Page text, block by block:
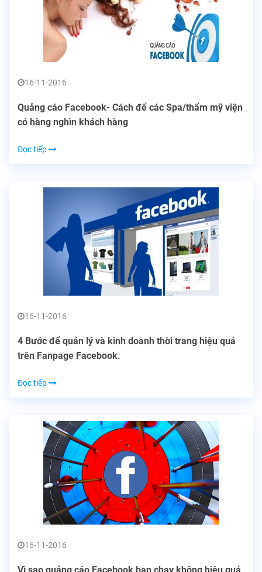
16-11-2016
Quảng cáo Facebook- Cách để các Spa/thẩm mỹ viện
có hàng nghìn khách hàng
Đọc tiếp
16-11-2016
4 Bước để quản lý và kinh doanh thời trang hiệu quả
trên Fanpage Facebook.
Đọc tiếp
16-11-2016
Vì sao quảng cáo Facebook bạn chạy không hiệu quả